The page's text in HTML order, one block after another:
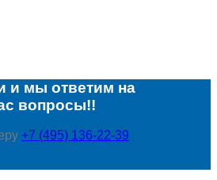
и мы ответим на
вопросы!!
+7 (495) 136-22-39